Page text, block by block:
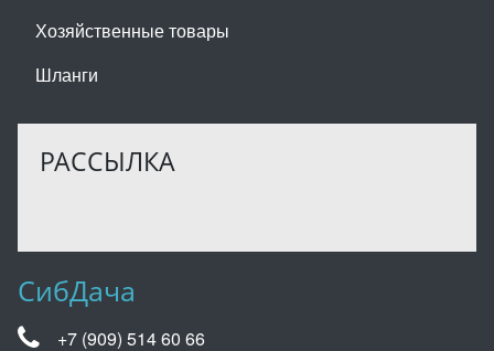
Хозяйственные товары
Шланги
РАССЫЛКА
СибДача
+7 (909) 514 60 66